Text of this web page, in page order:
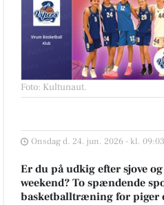
Foto: Kultunaut.
Onsdag d. 24. jun. 2026 - kl. 09:03
Er du på udkig efter sjove
weekend? To spændende
basketballtræning for piger